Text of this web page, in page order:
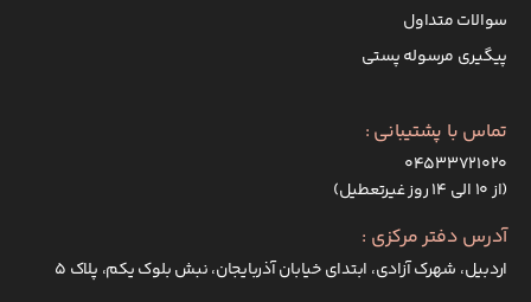
سوالات متداول
پیگیری مرسوله پستی
تماس با پشتیبانی :
۰۴۵۳۳۷۲۱۰۲۰
(از ۱۰ الی ۱۴ روز غیرتعطیل)
آدرس دفتر مرکزی :
اردبیل، شهرک آزادی، ابتدای خیابان آذربایجان، نبش بلوک یکم، پلاک 5